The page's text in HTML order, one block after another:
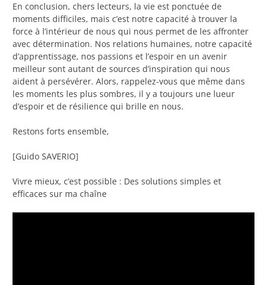
En conclusion, chers lecteurs, la vie est ponctuée de
moments difficiles, mais c’est notre capacité à trouver la
force à l’intérieur de nous qui nous permet de les affronter
avec détermination. Nos relations humaines, notre capacité
d’apprentissage, nos passions et l’espoir en un avenir
meilleur sont autant de sources d’inspiration qui nous
aident à persévérer. Alors, rappelez-vous que même dans
les moments les plus sombres, il y a toujours une lueur
d’espoir et de résilience qui brille en nous.
Restons forts ensemble,
[Guido SAVERIO]
Vivre mieux, c’est possible : Des solutions simples et
efficaces sur ma chaîne